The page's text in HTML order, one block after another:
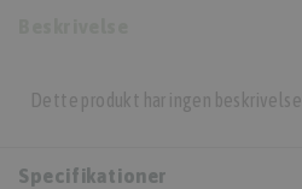
Dette produkt har ingen beskrivelse
Specifikationer